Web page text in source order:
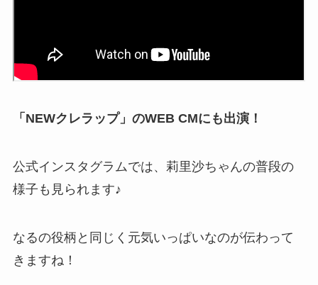
「NEWクレラップ」のWEB CMにも出演！
公式インスタグラムでは、莉里沙ちゃんの普段の
様子も見られます♪
なるの役柄と同じく元気いっぱいなのが伝わって
きますね！